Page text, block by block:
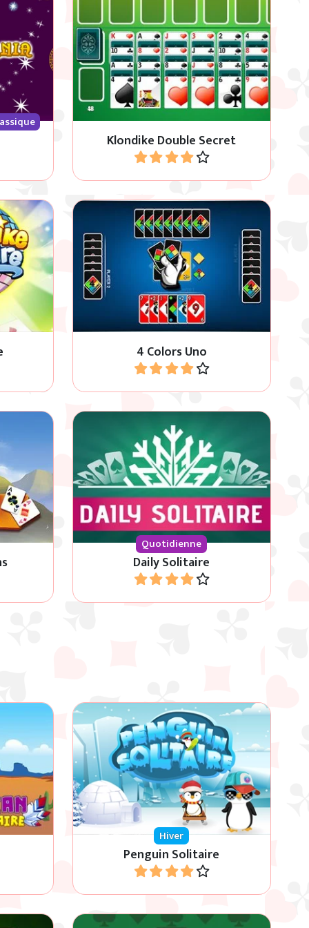
toutes
Klondike Double Secret
Jeu Klondike avec cartes cachées.
Jouer
4 Colors Uno
Jouer le Uno classique contre 1,2 ou
3 ordinateur.
Jouer
tableau
Quotidienne
Daily Solitaire
Chaque jour un nouveau jeu
Klondike, pouvez-vous résoudre ce
jeu de solitaire quotidien ?
Jouer
et
Hiver
Penguin Solitaire
Aide les manchots dans ce jeu Eight
Off et Freecell.
Jouer